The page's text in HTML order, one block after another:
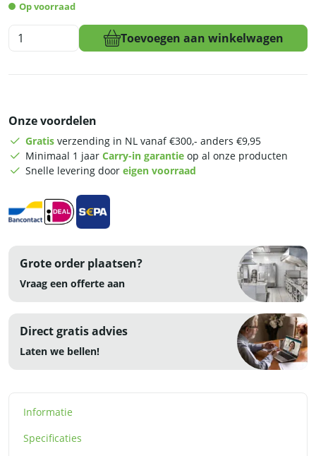
Op voorraad
HCB
Schilferijsmachine
30
kg
p/d
RVS
aantal
Toevoegen aan winkelwagen
Onze voordelen
Gratis verzending in NL vanaf €300,- anders €9,95
Minimaal 1 jaar Carry-in garantie op al onze producten
Snelle levering door eigen voorraad
Grote order plaatsen?
Vraag een offerte aan
Direct gratis advies
Laten we bellen!
Informatie
Specificaties